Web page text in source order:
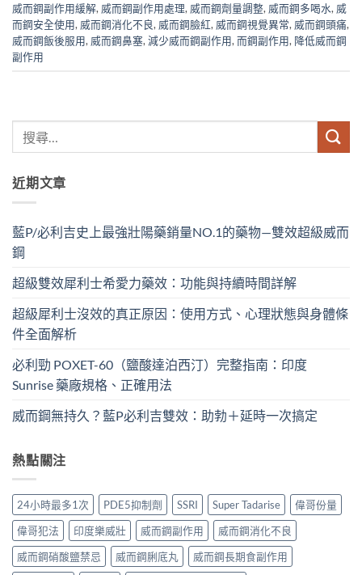
威而鋼副作用緩解, 威而鋼副作用處理, 威而鋼劑量調整, 威而鋼多喝水, 威
而鋼安全使用, 威而鋼消化不良, 威而鋼臉紅, 威而鋼視覺異常, 威而鋼頭痛,
威而鋼飯後服用, 威而鋼鼻塞, 減少威而鋼副作用, 而鋼副作用, 降低威而鋼
副作用
近期文章
藍P/必利吉史上最強壯陽藥銷量NO.1的藥物—雙效超級威而
鋼
超級雙效犀利士希愛力藥效：功能與持續時間詳解
超級犀利士沒效的真正原因：使用方式、心理狀態與身體條
件全面解析
必利勁 POXET-60（鹽酸達泊西汀）完整指南：印度
Sunrise 藥廠規格、正確用法
威而鋼無持久？藍P必利吉雙效：助勃＋延時一次搞定
熱點關注
24小時最多1次 PDE5抑制劑 SSRI Super Tadarise
偉哥份量
偉哥犯法
印度樂威壯 威而鋼副作用
威而鋼消化不良
威而鋼硝酸鹽禁忌
威而鋼脷底丸
威而鋼長期食副作用